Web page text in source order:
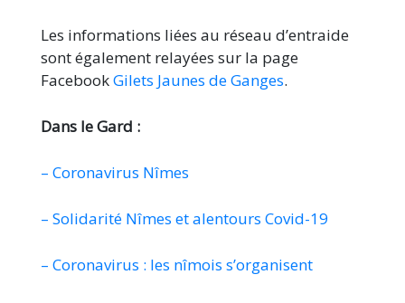
Les informations liées au réseau d’entraide
sont également relayées sur la page
FacebookGilets Jaunes de Ganges.
Dans le Gard :
– Coronavirus Nîmes
– Solidarité Nîmes et alentours Covid-19
– Coronavirus : les nîmois s’organisent